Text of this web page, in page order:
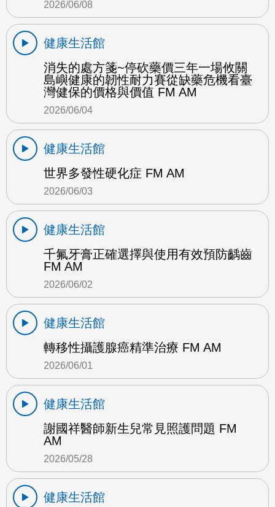
2026/06/08
健康生活館
消失的處方箋~停砍藥價三年一場攸關
島嶼健康的韌性耐力賽從缺藥危機看臺
灣健保的價格與價值 FM AM
2026/06/04
健康生活館
世界多發性硬化症 FM AM
2026/06/03
健康生活館
千氟牙膏正確選擇與使用有效預防齲齒
FM AM
2026/06/02
健康生活館
轉移性攝護腺癌精準治療 FM AM
2026/06/01
健康生活館
謝國祥醫師新生兒常見照護問題 FM
AM
2026/05/28
健康生活館